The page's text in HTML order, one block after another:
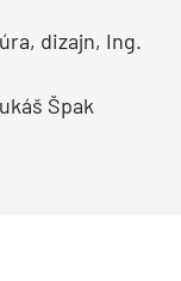
dizajn, Ing.
Špak